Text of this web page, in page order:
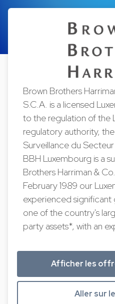
Brown Brothers
S.C.A. is a licensed
to the regulation of the
regulatory authority,
Surveillance du
BBH Luxembourg is a
Brothers Harriman &
February 1989 our
experienced significant
one of the country's
party assets*, with an
Afficher les
Aller sur